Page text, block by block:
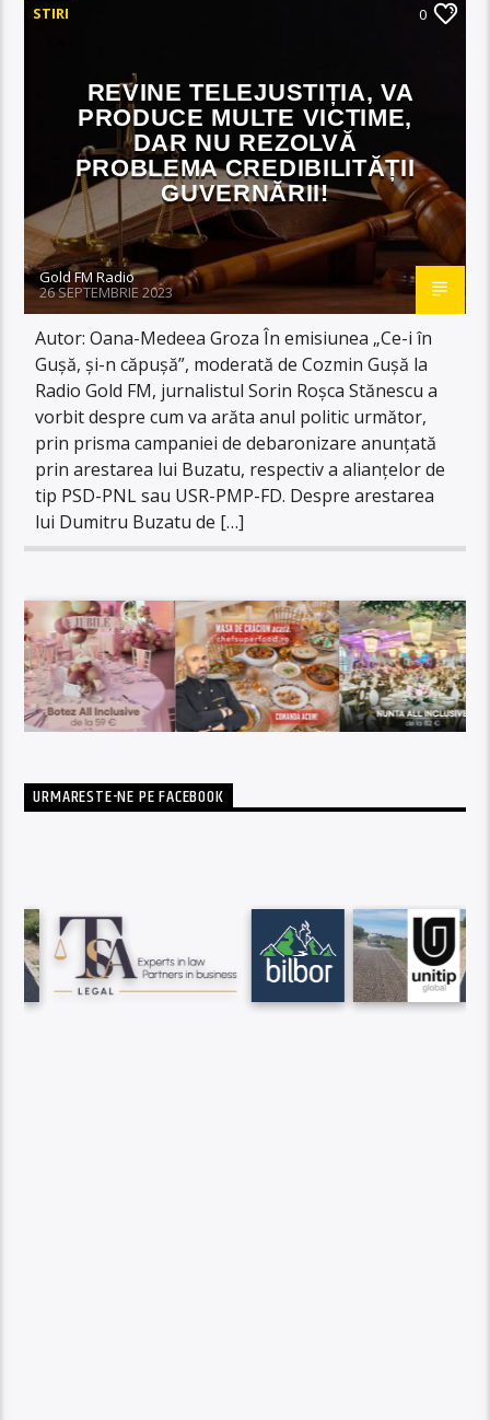
STIRI 0
REVINE TELEJUSTIȚIA, VA
PRODUCE MULTE VICTIME,
DAR NU REZOLVĂ
PROBLEMA CREDIBILITĂȚII
GUVERNĂRII!
Gold FM Radio
26 SEPTEMBRIE 2023
Autor: Oana-Medeea Groza În emisiunea „Ce-i în
Gușă, și-n căpușă”, moderată de Cozmin Gușă la
Radio Gold FM, jurnalistul Sorin Roșca Stănescu a
vorbit despre cum va arăta anul politic următor,
prin prisma campaniei de debaronizare anunțată
prin arestarea lui Buzatu, respectiv a alianțelor de
tip PSD-PNL sau USR-PMP-FD. Despre arestarea
lui Dumitru Buzatu de […]
URMARESTE-NE PE FACEBOOK